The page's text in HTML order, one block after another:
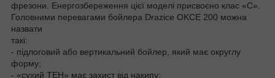
фрезони. Енергозбереження цієї моделі присвоєно клас «С».
Головними перевагами бойлера Drazice OKCE 200 можна
назвати
такі:
- підлоговий або вертикальний бойлер, який має округлу
форму;
- «сухий ТЕН» має захист від накипу;